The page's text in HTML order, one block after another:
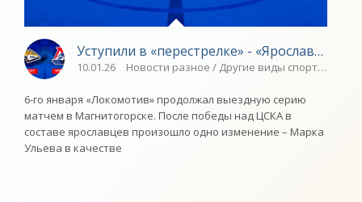
Уступили в «перестрелке» - «Ярославский
10.01.26 Новости разное / Другие виды спорта /
6-го января «Локомотив» продолжал выездную серию
матчем в Магнитогорске. После победы над ЦСКА в
составе ярославцев произошло одно изменение – Марка
Ульева в качестве